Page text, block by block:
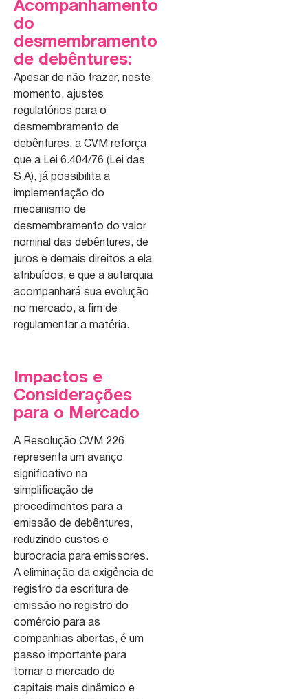
Acompanhamento
do
desmembramento
de debêntures:
Apesar de não trazer, neste
momento, ajustes
regulatórios para o
desmembramento de
debêntures, a CVM reforça
que a Lei 6.404/76 (Lei das
S.A), já possibilita a
implementação do
mecanismo de
desmembramento do valor
nominal das debêntures, de
juros e demais direitos a ela
atribuídos, e que a autarquia
acompanhará sua evolução
no mercado, a fim de
regulamentar a matéria.
Impactos e
Considerações
para o Mercado
A Resolução CVM 226
representa um avanço
significativo na
simplificação de
procedimentos para a
emissão de debêntures,
reduzindo custos e
burocracia para emissores.
A eliminação da exigência de
registro da escritura de
emissão no registro do
comércio para as
companhias abertas, é um
passo importante para
tornar o mercado de
capitais mais dinâmico e